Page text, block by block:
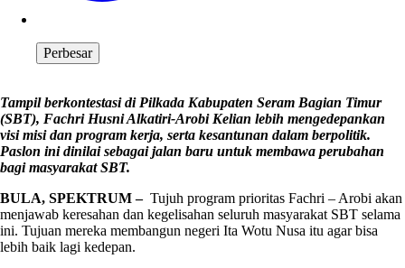
Perbesar
Tampil berkontestasi di Pilkada Kabupaten Seram Bagian Timur
(SBT), Fachri Husni Alkatiri-Arobi Kelian lebih mengedepankan
visi misi dan program kerja, serta kesantunan dalam berpolitik.
Paslon ini dinilai sebagai jalan baru untuk membawa perubahan
bagi masyarakat SBT.
BULA, SPEKTRUM – Tujuh program prioritas Fachri – Arobi akan
menjawab keresahan dan kegelisahan seluruh masyarakat SBT selama
ini. Tujuan mereka membangun negeri Ita Wotu Nusa itu agar bisa
lebih baik lagi kedepan.